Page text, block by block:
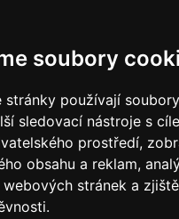
soubory
stránky používají soubory
sledovací nástroje s
prostředí,
obsahu a reklam,
stránek a